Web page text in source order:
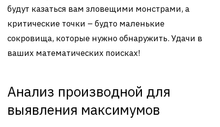
будут казаться вам зловещими монстрами, а
критические точки – будто маленькие
сокровища, которые нужно обнаружить. Удачи в
ваших математических поисках!
Анализ производной для
выявления максимумов